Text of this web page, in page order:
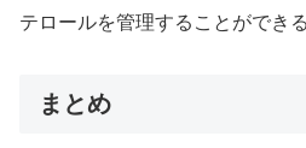
テロールを管理することができ
まとめ